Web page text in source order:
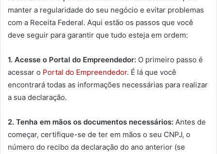
manter a regularidade do seu negócio e evitar problemas
com a Receita Federal. Aqui estão os passos que você
deve seguir para garantir que tudo esteja em ordem:
1. Acesse o Portal do Empreendedor: O primeiro passo é
acessar o Portal do Empreendedor. É lá que você
encontrará todas as informações necessárias para realizar
a sua declaração.
2. Tenha em mãos os documentos necessários: Antes de
começar, certifique-se de ter em mãos o seu CNPJ, o
número do recibo da declaração do ano anterior (se